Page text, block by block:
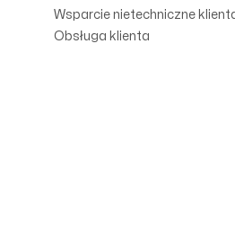
Wsparcie nietechniczne
Obsługa klienta